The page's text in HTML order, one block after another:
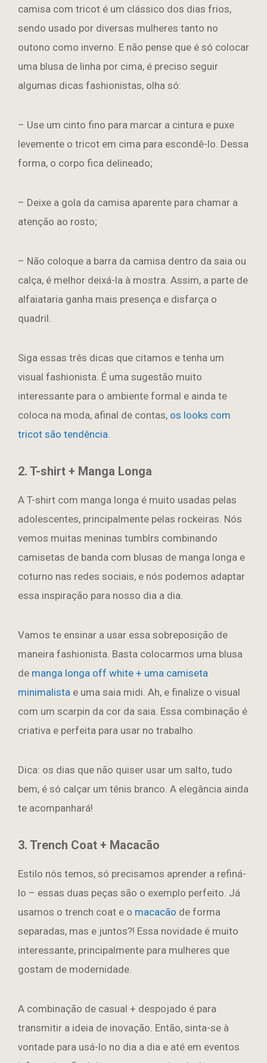
camisa com tricot é um clássico dos dias frios,
sendo usado por diversas mulheres tanto no
outono como inverno. E não pense que é só colocar
uma blusa de linha por cima, é preciso seguir
algumas dicas fashionistas, olha só:
– Use um cinto fino para marcar a cintura e puxe
levemente o tricot em cima para escondê-lo. Dessa
forma, o corpo fica delineado;
– Deixe a gola da camisa aparente para chamar a
atenção ao rosto;
– Não coloque a barra da camisa dentro da saia ou
calça, é melhor deixá-la à mostra. Assim, a parte de
alfaiataria ganha mais presença e disfarça o
quadril.
Siga essas três dicas que citamos e tenha um
visual fashionista. É uma sugestão muito
interessante para o ambiente formal e ainda te
coloca na moda, afinal de contas, os looks com
tricot são tendência.
2. T-shirt + Manga Longa
A T-shirt com manga longa é muito usadas pelas
adolescentes, principalmente pelas rockeiras. Nós
vemos muitas meninas tumblrs combinando
camisetas de banda com blusas de manga longa e
coturno nas redes sociais, e nós podemos adaptar
essa inspiração para nosso dia a dia.
Vamos te ensinar a usar essa sobreposição de
maneira fashionista. Basta colocarmos uma blusa
de manga longa off white + uma camiseta
minimalista e uma saia midi. Ah, e finalize o visual
com um scarpin da cor da saia. Essa combinação é
criativa e perfeita para usar no trabalho.
Dica: os dias que não quiser usar um salto, tudo
bem, é só calçar um tênis branco. A elegância ainda
te acompanhará!
3. Trench Coat + Macacão
Estilo nós temos, só precisamos aprender a refiná-
lo – essas duas peças são o exemplo perfeito. Já
usamos o trench coat e o macacão de forma
separadas, mas e juntos?! Essa novidade é muito
interessante, principalmente para mulheres que
gostam de modernidade.
A combinação de casual + despojado é para
transmitir a ideia de inovação. Então, sinta-se à
vontade para usá-lo no dia a dia e até em eventos